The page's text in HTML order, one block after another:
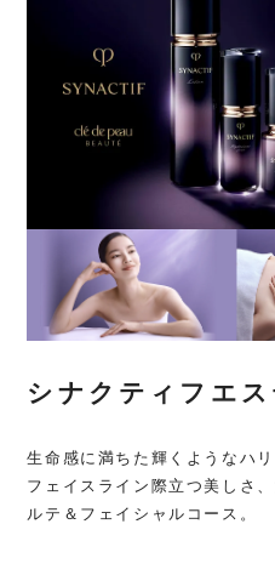
シナクティフエス
生命感に満ちた輝くようなハ
フェイスライン際立つ美しさ
ルテ＆フェイシャルコース。